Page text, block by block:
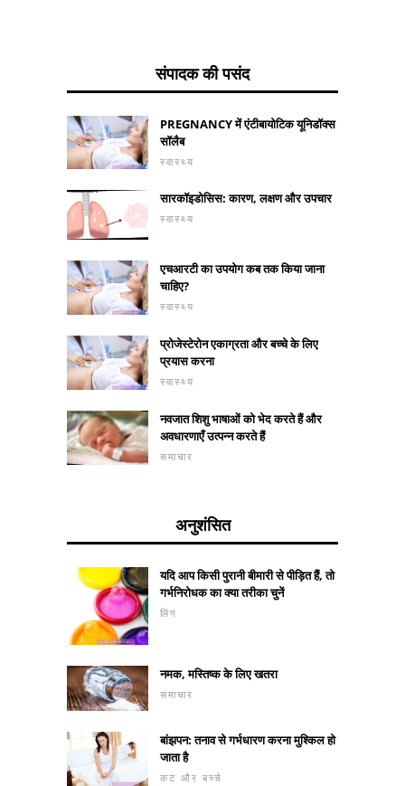
संपादक की पसंद
PREGNANCY में एंटीबायोटिक यूनिडॉक्स
सॉलैब
स्वास्थ्य
सारकॉइडोसिस: कारण, लक्षण और उपचार
स्वास्थ्य
एचआरटी का उपयोग कब तक किया जाना
चाहिए?
स्वास्थ्य
प्रोजेस्टेरोन एकाग्रता और बच्चे के लिए
प्रयास करना
स्वास्थ्य
नवजात शिशु भाषाओं को भेद करते हैं और
अवधारणाएँ उत्पन्न करते हैं
समाचार
अनुशंसित
यदि आप किसी पुरानी बीमारी से पीड़ित हैं, तो
गर्भनिरोधक का क्या तरीका चुनें
लिंग
नमक, मस्तिष्क के लिए खतरा
समाचार
बांझपन: तनाव से गर्भधारण करना मुश्किल हो
जाता है
कट और बच्चे